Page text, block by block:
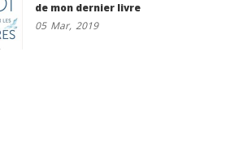
de mon dernier livre
05 Mar, 2019